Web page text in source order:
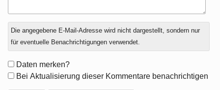
Antwort
zu
Die angegebene E-Mail-Adresse wird nicht dargestellt, sondern nur
für eventuelle Benachrichtigungen verwendet.
Formular-
Optionen
Daten merken?
Bei Aktualisierung dieser Kommentare benachrichtigen